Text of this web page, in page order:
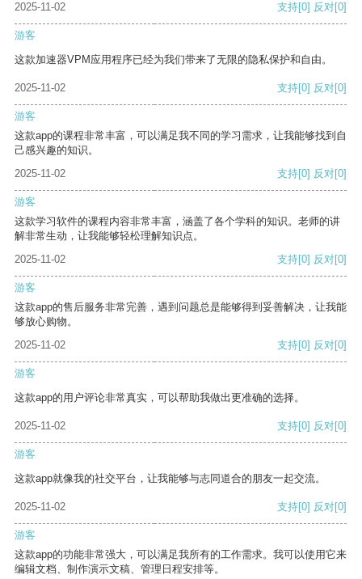
2025-11-02 支持[0] 反对[0]
游客
这款加速器VPM应用程序已经为我们带来了无限的隐私保护和自由。
2025-11-02 支持[0] 反对[0]
游客
这款app的课程非常丰富，可以满足我不同的学习需求，让我能够找到自
己感兴趣的知识。
2025-11-02
支持[0] 反对[0]
游客
这款学习软件的课程内容非常丰富，涵盖了各个学科的知识。老师的讲
解非常生动，让我能够轻松理解知识点。
2025-11-02
支持[0] 反对[0]
游客
这款app的售后服务非常完善，遇到问题总是能够得到妥善解决，让我能
够放心购物。
2025-11-02
支持[0] 反对[0]
游客
这款app的用户评论非常真实，可以帮助我做出更准确的选择。
2025-11-02 支持[0] 反对[0]
游客
这款app就像我的社交平台，让我能够与志同道合的朋友一起交流。
2025-11-02 支持[0] 反对[0]
游客
这款app的功能非常强大，可以满足我所有的工作需求。我可以使用它来
编辑文档、制作演示文稿、管理日程安排等。